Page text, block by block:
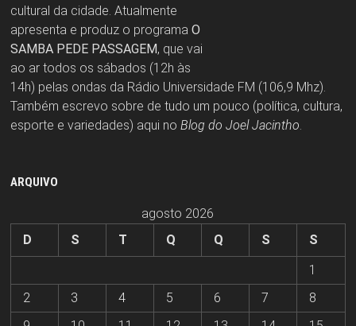
cultural da cidade. Atualmente
apresenta e produz o programa O
SAMBA PEDE PASSAGEM, que vai
ao ar todos os sábados (12h às
14h) pelas ondas da Rádio Universidade FM (106,9 Mhz).
Também escrevo sobre de tudo um pouco (política, cultura,
esporte e variedades) aqui no Blog do Joel Jacintho
ARQUIVO
agosto 2026
D
S T Q Q S
S
1
2
3 4 5 6 7
8